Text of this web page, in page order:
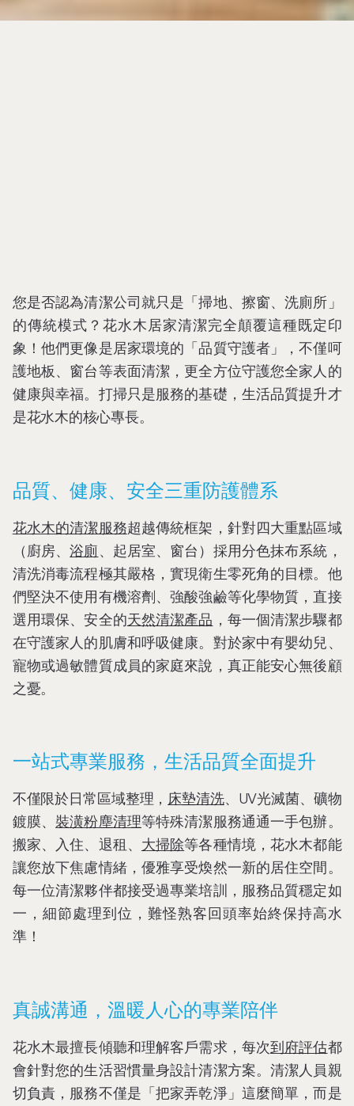
您是否認為清潔公司就只是「掃地、擦窗、洗廁所」
的傳統模式？花水木居家清潔完全顛覆這種既定印
象！他們更像是居家環境的「品質守護者」，不僅呵
護地板、窗台等表面清潔，更全方位守護您全家人的
健康與幸福。打掃只是服務的基礎，生活品質提升才
是花水木的核心專長。
品質、健康、安全三重防護體系
花水木的清潔服務超越傳統框架，針對四大重點區域
（廚房、浴廁、起居室、窗台）採用分色抹布系統，
清洗消毒流程極其嚴格，實現衛生零死角的目標。他
們堅決不使用有機溶劑、強酸強鹼等化學物質，直接
選用環保、安全的天然清潔產品 ，每一個清潔步驟都
在守護家人的肌膚和呼吸健康。對於家中有嬰幼兒、
寵物或過敏體質成員的家庭來說，真正能安心無後顧
之憂。
一站式專業服務，生活品質全面提升
不僅限於日常區域整理， 床墊清洗、UV光滅菌、礦物
鍍膜、 裝潢粉塵清理等特殊清潔服務通通一手包辦。
搬家、入住、退租、 大掃除等各種情境，花水木都能
讓您放下焦慮情緒，優雅享受煥然一新的居住空間。
每一位清潔夥伴都接受過專業培訓，服務品質穩定如
一，細節處理到位，難怪熟客回頭率始終保持高水
準！
真誠溝通，溫暖人心的專業陪伴
花水木最擅長傾聽和理解客戶需求，每次到府評估都
會針對您的生活習慣量身設計清潔方案。清潔人員親
切負責，服務不僅是「把家弄乾淨」這麼簡單，而是